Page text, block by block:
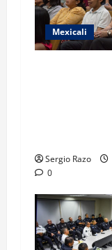
Mexicali
Sergio Razo
0